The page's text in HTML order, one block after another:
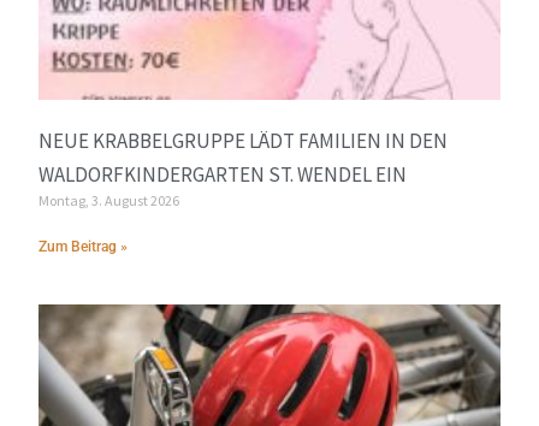
NEUE KRABBELGRUPPE LÄDT FAMILIEN IN DEN
WALDORFKINDERGARTEN ST. WENDEL EIN
Montag, 3. August 2026
Zum Beitrag »